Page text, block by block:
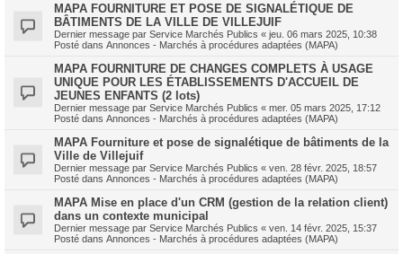
MAPA FOURNITURE ET POSE DE SIGNALÉTIQUE DE
BÂTIMENTS DE LA VILLE DE VILLEJUIF
Dernier message par Service Marchés Publics « jeu. 06 mars 2025, 10:38
Posté dans Annonces - Marchés à procédures adaptées (MAPA)
MAPA FOURNITURE DE CHANGES COMPLETS À USAGE
UNIQUE POUR LES ÉTABLISSEMENTS D'ACCUEIL DE
JEUNES ENFANTS (2 lots)
Dernier message par Service Marchés Publics « mer. 05 mars 2025, 17:12
Posté dans Annonces - Marchés à procédures adaptées (MAPA)
MAPA Fourniture et pose de signalétique de bâtiments de la
Ville de Villejuif
Dernier message par Service Marchés Publics « ven. 28 févr. 2025, 18:57
Posté dans Annonces - Marchés à procédures adaptées (MAPA)
MAPA Mise en place d'un CRM (gestion de la relation client)
dans un contexte municipal
Dernier message par Service Marchés Publics « ven. 14 févr. 2025, 15:37
Posté dans Annonces - Marchés à procédures adaptées (MAPA)